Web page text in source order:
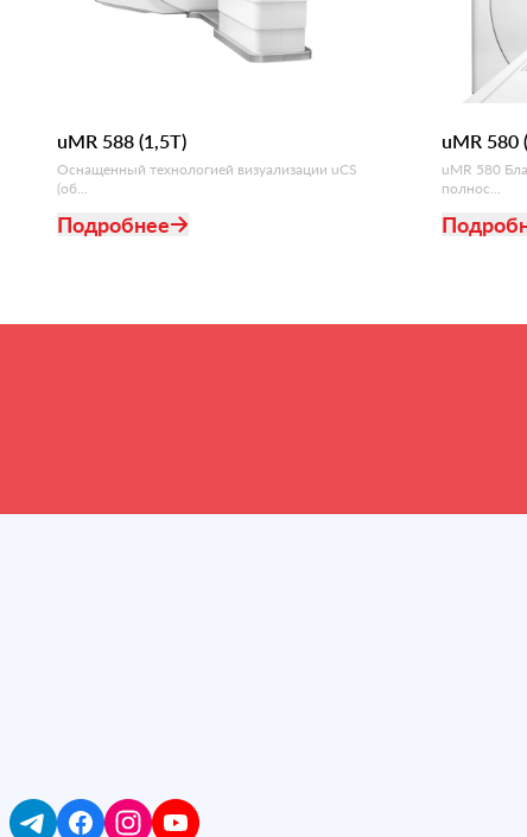
uMR 588 (1,5T)
Оснащенный технологией визуализации uCS
(об...
Подробнее
uMR 580
uMR 580
полнос...